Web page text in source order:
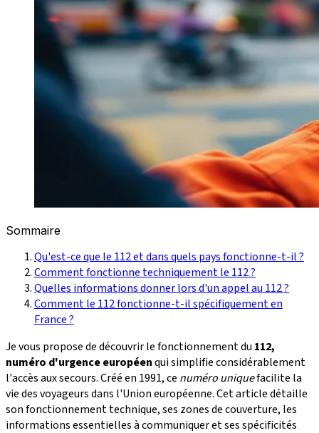
Sommaire
Qu'est-ce que le 112 et dans quels pays fonctionne-t-il ?
Comment fonctionne techniquement le 112 ?
Quelles informations donner lors d'un appel au 112 ?
Comment le 112 fonctionne-t-il spécifiquement en
France ?
Je vous propose de découvrir le fonctionnement du 112,
numéro d'urgence européenqui simplifie considérablement
l'accès aux secours. Créé en 1991, ce numéro uniquefacilite la
vie des voyageurs dans l'Union européenne. Cet article détaille
son fonctionnement technique, ses zones de couverture, les
informations essentielles à communiquer et ses spécificités